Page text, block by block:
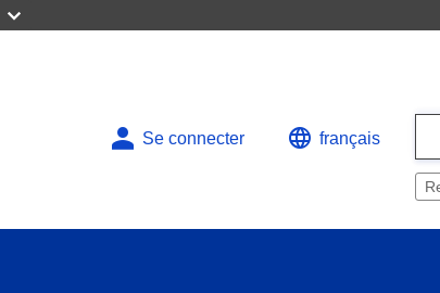
Se connecter français